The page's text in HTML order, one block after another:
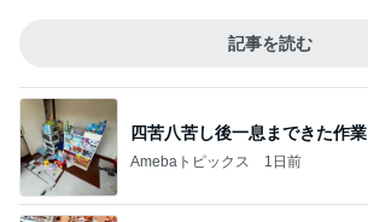
記事を読む
四苦八苦し後一息まできた作業
Amebaトピックス 1日前